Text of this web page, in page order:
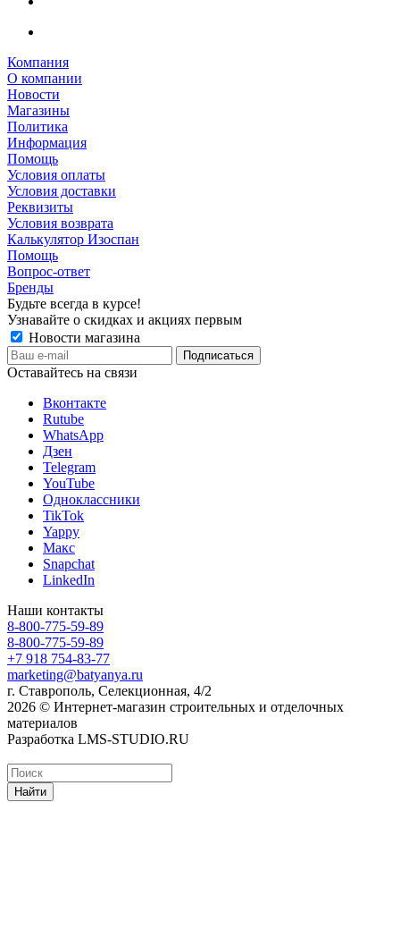
Компания
О компании
Новости
Магазины
Политика
Информация
Помощь
Условия оплаты
Условия доставки
Реквизиты
Условия возврата
Калькулятор Изоспан
Помощь
Вопрос-ответ
Бренды
Будьте всегда в курсе!
Узнавайте о скидках и акциях первым
Новости магазина
Оставайтесь на связи
Вконтакте
Rutube
WhatsApp
Дзен
Telegram
YouTube
Одноклассники
TikTok
Yappy
Макс
Snapchat
LinkedIn
Наши контакты
8-800-775-59-89
8-800-775-59-89
+7 918 754-83-77
marketing@batyanya.ru
г. Ставрополь, Селекционная, 4/2
2026 © Интернет-магазин строительных и отделочных
материалов
Разработка LMS-STUDIO.RU
Найти